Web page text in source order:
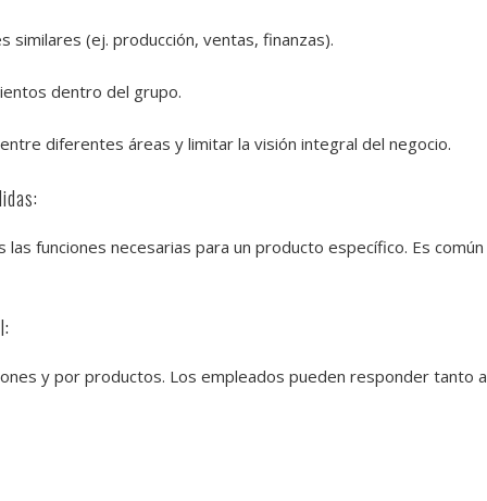
similares (ej. producción, ventas, finanzas).
dentro del grupo.
diferentes áreas y limitar la visión integral del negocio.
funciones necesarias para un producto específico. Es
y por productos. Los empleados pueden responder tanto